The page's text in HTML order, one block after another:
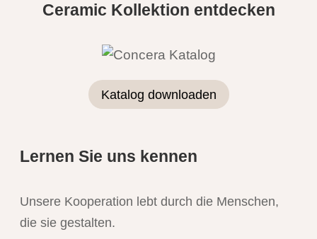
Ceramic Kollektion entdecken
Katalog downloaden
Lernen Sie uns kennen
Unsere Kooperation lebt durch die Menschen,
die sie gestalten.